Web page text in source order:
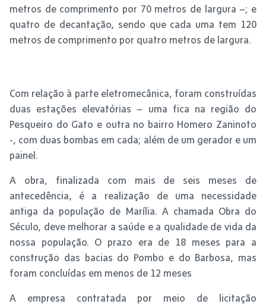
metros de comprimento por 70 metros de largura –; e
quatro de decantação, sendo que cada uma tem 120
metros de comprimento por quatro metros de largura.
Com relação à parte eletromecânica, foram construídas
duas estações elevatórias – uma fica na região do
Pesqueiro do Gato e outra no bairro Homero Zaninoto
-, com duas bombas em cada; além de um gerador e um
painel.
A obra, finalizada com mais de seis meses de
antecedência, é a realização de uma necessidade
antiga da população de Marília. A chamada Obra do
Século, deve melhorar a saúde e a qualidade de vida da
nossa população. O prazo era de 18 meses para a
construção das bacias do Pombo e do Barbosa, mas
foram concluídas em menos de 12 meses
A empresa contratada por meio de licitação